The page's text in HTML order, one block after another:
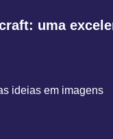
uma
ideias em imagens